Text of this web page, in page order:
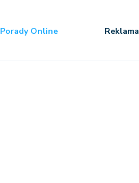
Porady Online Reklama